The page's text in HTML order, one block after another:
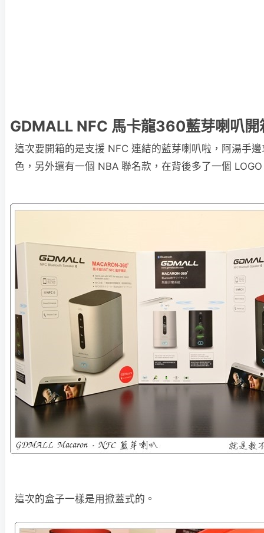
GDMALL NFC 馬卡龍360藍芽喇叭開
這次要開箱的是支援 NFC 連結的藍芽喇叭啦，阿湯手
色，另外還有一個 NBA 聯名款，在背後多了一個
這次的盒子一樣是用掀蓋式的。